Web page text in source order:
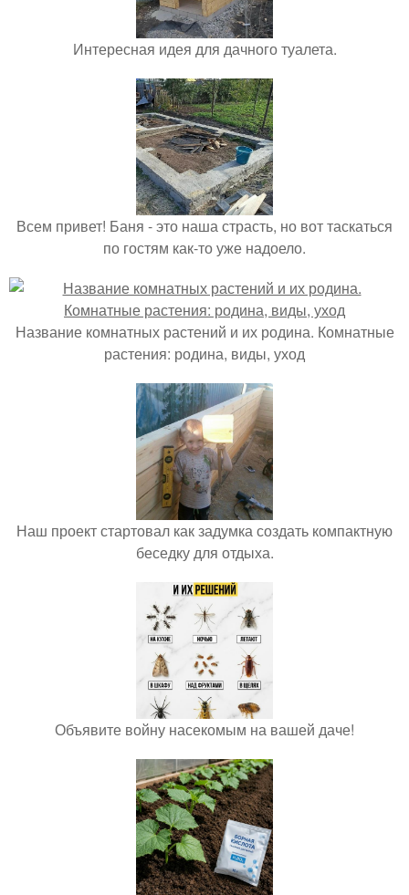
Интересная идея для дачного туалета.
Всем привет! Баня - это наша страсть, но вот таскаться
по гостям как-то уже надоело.
Название комнатных растений и их родина. Комнатные
растения: родина, виды, уход
Наш проект стартовал как задумка создать компактную
беседку для отдыха.
Объявите войну насекомым на вашей даче!